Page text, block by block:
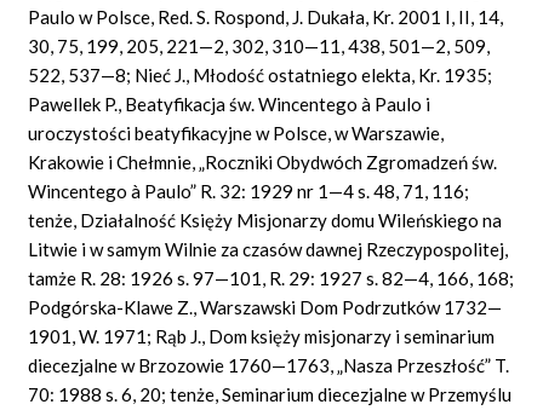
Paulo w Polsce, Red. S. Rospond, J. Dukała, Kr. 2001 I, II, 14,
30, 75, 199, 205, 221—2, 302, 310—11, 438, 501—2, 509,
522, 537—8; Nieć J., Młodość ostatniego elekta, Kr. 1935;
Pawellek P., Beatyfikacja św. Wincentego à Paulo i
uroczystości beatyfikacyjne w Polsce, w Warszawie,
Krakowie i Chełmnie, „Roczniki Obydwóch Zgromadzeń św.
Wincentego à Paulo” R. 32: 1929 nr 1—4 s. 48, 71, 116;
tenże, Działalność Księży Misjonarzy domu Wileńskiego na
Litwie i w samym Wilnie za czasów dawnej Rzeczypospolitej,
tamże R. 28: 1926 s. 97—101, R. 29: 1927 s. 82—4, 166, 168;
Podgórska-Klawe Z., Warszawski Dom Podrzutków 1732—
1901, W. 1971; Rąb J., Dom księży misjonarzy i seminarium
diecezjalne w Brzozowie 1760—1763, „Nasza Przeszłość” T.
70: 1988 s. 6, 20; tenże, Seminarium diecezjalne w Przemyślu